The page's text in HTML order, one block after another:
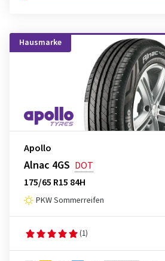
Hausmarke
Apollo
Alnac 4GS DOT
175/65 R15 84H
PKW Sommerreifen
(1)